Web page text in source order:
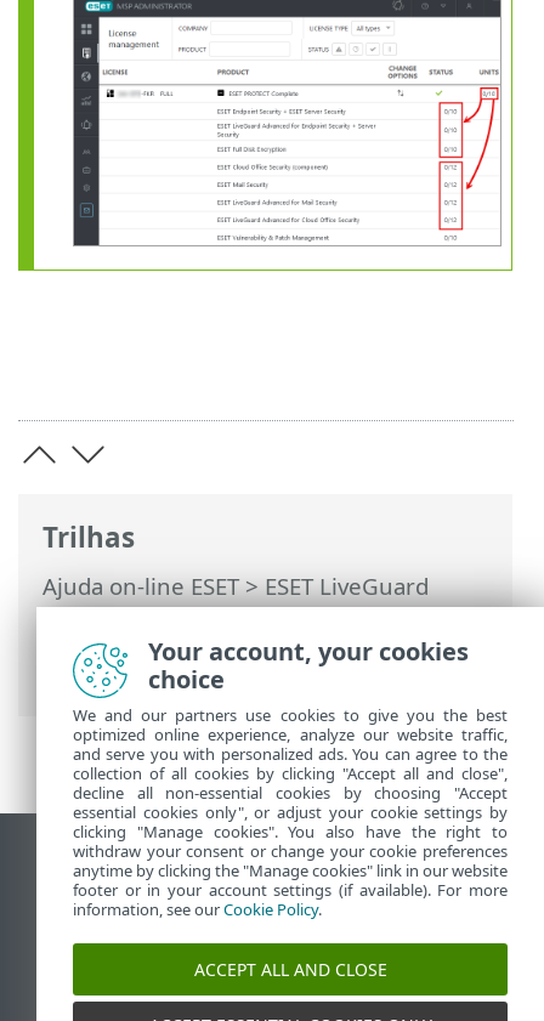
Trilhas
Ajuda on-line ESET>ESET LiveGuard
Advanced>Ativar o ESET LiveGuard
Advanced > Adicionar assinatura no ESET
MSP Administrator
Ver site para desktop
End of Life
Base de conhecimento ESET
Fórum ESET
ESET Status Portal
Your account, your cookies
choice
We and our partners use cookies to give you the best
optimized online experience, analyze our website traffic,
and serve you with personalized ads. You can agree to the
collection of all cookies by clicking "Accept all and close",
decline all non-essential cookies by choosing "Accept
essential cookies only", or adjust your cookie settings by
clicking "Manage cookies". You also have the right to
withdraw your consent or change your cookie preferences
anytime by clicking the "Manage cookies" link in our website
footer or in your account settings (if available). For more
information, see ourCookie Policy.
ACCEPT ALL AND CLOSE